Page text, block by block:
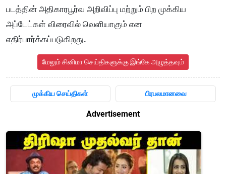
படத்தின் அதிகாரபூர்வ அறிவிப்பு மற்றும் பிற முக்கிய
அப்டேட்கள் விரைவில் வெளியாகும் என
எதிர்பார்க்கப்படுகிறது.
மேலும் சினிமா செய்திகளுக்கு இங்கே அழுத்தவும்
முக்கிய செய்திகள் பிரபலமானவை
Advertisement